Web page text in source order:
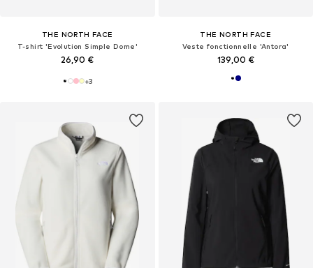
THE NORTH FACE
T-shirt 'Evolution Simple Dome'
26,90 €
+3
THE NORTH FACE
Veste fonctionnelle 'Antora'
139,00 €